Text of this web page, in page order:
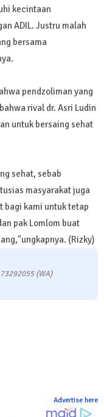
kecintaan
ADIL. Justru malah
bersama
pendzoliman yang
rival dr. Asri Ludin
untuk bersaing sehat
sehat, sebab
masyarakat juga
bagi kami untuk tetap
pak Lomlom buat
(Rizky)
(WA)
Advertise here